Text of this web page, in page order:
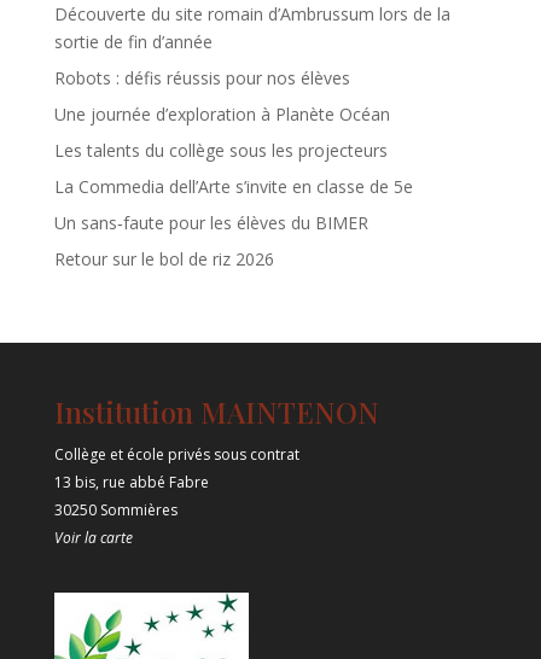
Découverte du site romain d’Ambrussum lors de la
sortie de fin d’année
Robots : défis réussis pour nos élèves
Une journée d’exploration à Planète Océan
Les talents du collège sous les projecteurs
La Commedia dell’Arte s’invite en classe de 5e
Un sans‑faute pour les élèves du BIMER
Retour sur le bol de riz 2026
Institution MAINTENON
Collège et école privés sous contrat
13 bis, rue abbé Fabre
30250 Sommières
Voir la carte